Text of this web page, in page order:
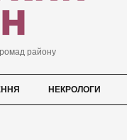
району
НЕКРОЛОГИ